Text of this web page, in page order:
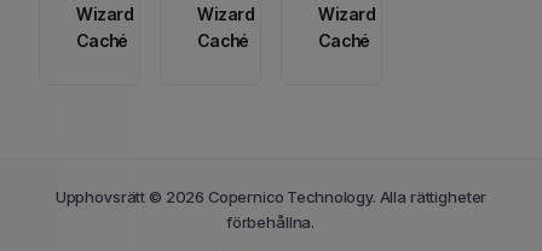
Wizard
Caché
Wizard
Caché
Wizard
Caché
Upphovsrätt © 2026 Copernico Technology. Alla rättigheter
förbehållna.